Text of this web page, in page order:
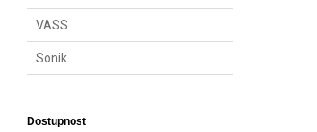
VASS
Sonik
Dostupnost